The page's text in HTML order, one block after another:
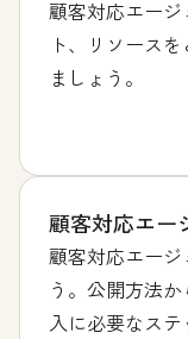
顧客対応エー
ト、リソース
ましょう。
顧客対応エー
顧客対応エー
う。公開方法
入に必要なステ